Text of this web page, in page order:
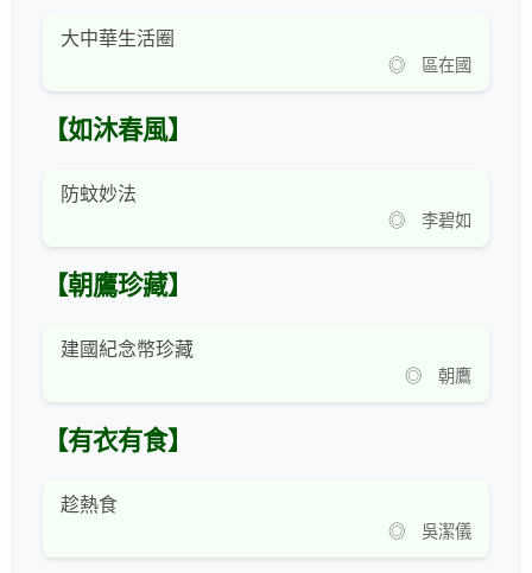
大中華生活圈
◎ 區在國
【如沐春風】
防蚊妙法
◎ 李碧如
【朝鷹珍藏】
建國紀念幣珍藏
◎ 朝鷹
【有衣有食】
趁熱食
◎ 吳潔儀